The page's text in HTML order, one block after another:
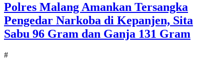
Polres Malang Amankan Tersangka
Pengedar Narkoba di Kepanjen, Sita
Sabu 96 Gram dan Ganja 131 Gram
#